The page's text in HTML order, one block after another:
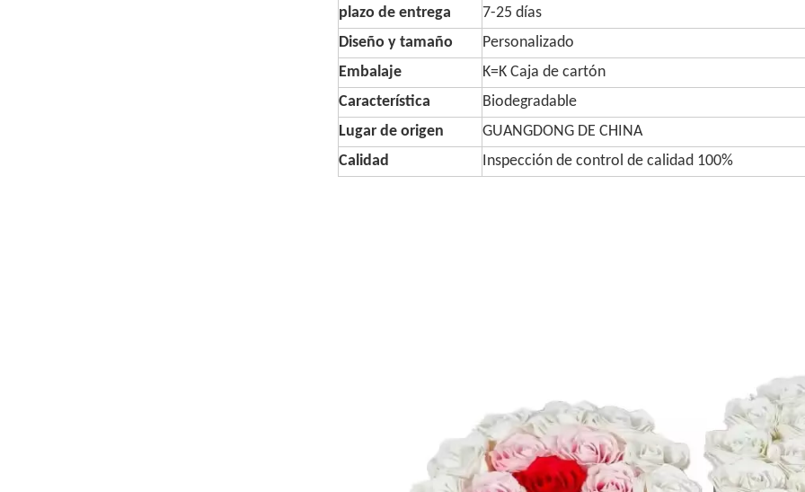
plazo de entrega
7-25 días
Diseño y tamaño
Personalizado
Embalaje
K=K Caja de cartón
Característica
Biodegradable
Lugar de origen
GUANGDONG DE CHINA
Calidad
Inspección de control de calidad 100%